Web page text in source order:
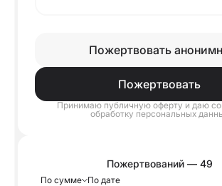
Пожертвовать
Пожертвовать
Принимаюпубличную офертуи даю
обработку персональных
Пожертвований — 49
По сумме По дате